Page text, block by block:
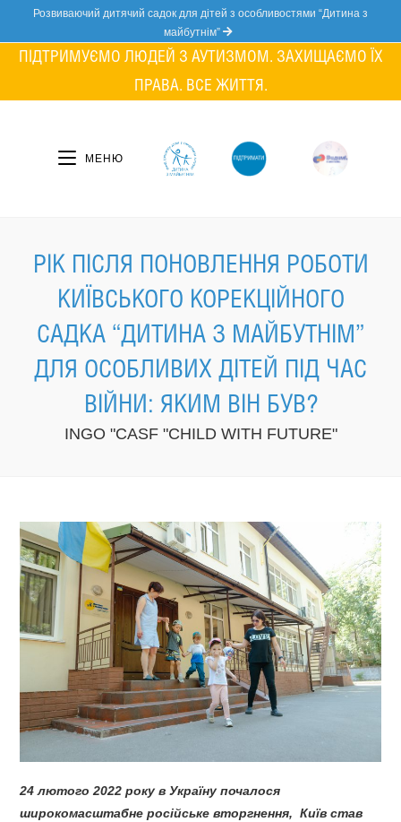
content
Розвиваючий дитячий садок для дітей з особливостями “Дитина з
майбутнім”
ПІДТРИМУЄМО ЛЮДЕЙ З АУТИЗМОМ. ЗАХИЩАЄМО ЇХ
ПРАВА. ВСЕ ЖИТТЯ.
МЕНЮ
РІК ПІСЛЯ ПОНОВЛЕННЯ РОБОТИ
КИЇВСЬКОГО КОРЕКЦІЙНОГО
САДКА “ДИТИНА З МАЙБУТНІМ”
ДЛЯ ОСОБЛИВИХ ДІТЕЙ ПІД ЧАС
ВІЙНИ: ЯКИМ ВІН БУВ?
INGO "CASF "CHILD WITH FUTURE"
24 лютого 2022 року в Україну почалося
широкомасштабне російське вторгнення, Київ став